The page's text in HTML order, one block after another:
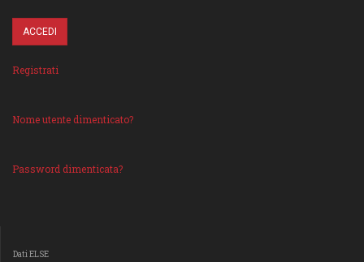
Registrati
Nome utente dimenticato?
Password dimenticata?
Dati ELSE